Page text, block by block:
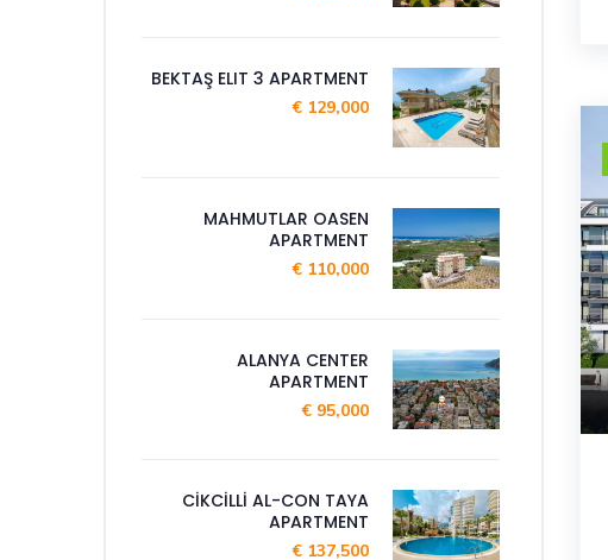
BEKTAŞ ELIT 3 APARTMENT
129,000 €
MAHMUTLAR OASEN
APARTMENT
110,000 €
ALANYA CENTER
APARTMENT
95,000 €
CİKCİLLİ AL-CON TAYA
APARTMENT
137,500 €